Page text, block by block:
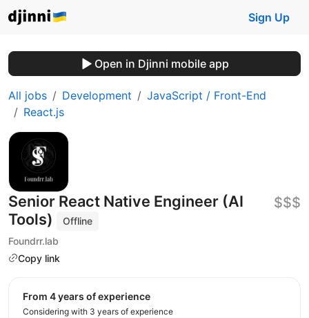
Sign Up
Open in Djinni mobile app
All jobs Development
JavaScript / Front-End
React.js
Senior React Native Engineer (AI
Tools)
Offline
Foundrr.lab
Copy link
$$$
from 4 years of experience
Considering with 3 years of experience